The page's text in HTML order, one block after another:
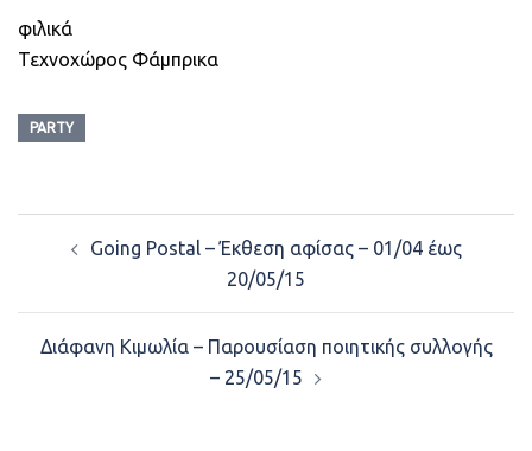
φιλικά
Τεχνοχώρος Φάμπρικα
PARTY
navigationGoing Postal – Έκθεση αφίσας – 01/04 έως
20/05/15
Διάφανη Κιμωλία – Παρουσίαση ποιητικής συλλογής
– 25/05/15